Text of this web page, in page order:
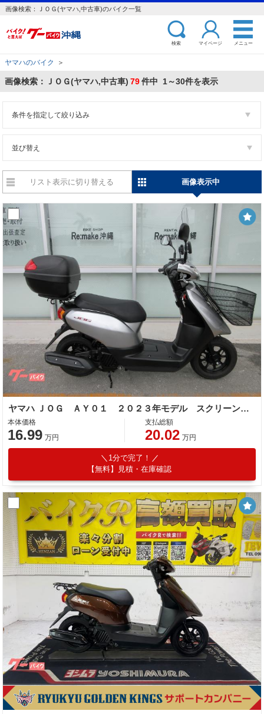
画像検索：ＪＯＧ(ヤマハ,中古車)のバイク一覧
検索 マイページ メニュー
ヤマハのバイク ＞
画像検索：ＪＯＧ(ヤマハ,中古車) 79件中 1～30件を表示
条件を指定して絞り込み
並び替え
リスト表示に切り替える 画像表示中
ヤマハ ＪＯＧ ＡＹ０１ ２０２３年モデル スクリーン リアボックス フロントバスケット
本体価格
16.99 万円
支払総額
20.02 万円
1分で完了！
【無料】見積・在庫確認